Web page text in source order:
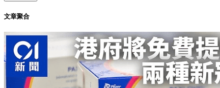
文章聚合